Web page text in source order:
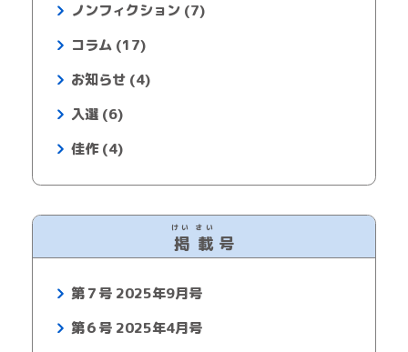
ノンフィクション (7)
コラム (17)
お知らせ (4)
入選 (6)
佳作 (4)
掲
けい
載
さい
号
第７号 2025年9月号
第６号 2025年4月号